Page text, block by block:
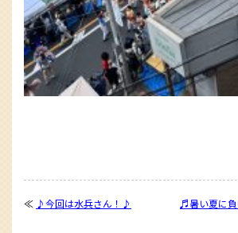
≪ ♪今回は水兵さん！♪
♬暑い夏に